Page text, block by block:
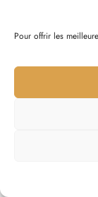
Pour offrir les